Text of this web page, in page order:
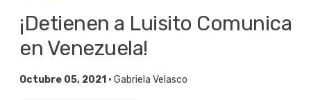
¡Detienen a Luisito Comunica
en Venezuela!
Octubre 05, 2021 • Gabriela Velasco